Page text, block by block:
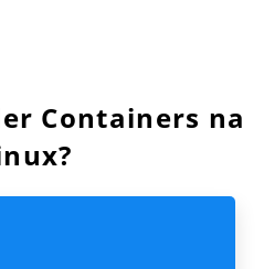
Containers na